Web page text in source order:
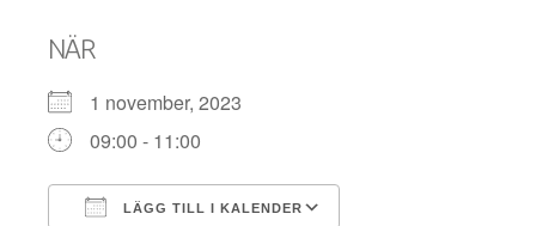
NÄR
1 november, 2023
09:00 - 11:00
LÄGG TILL I KALENDER